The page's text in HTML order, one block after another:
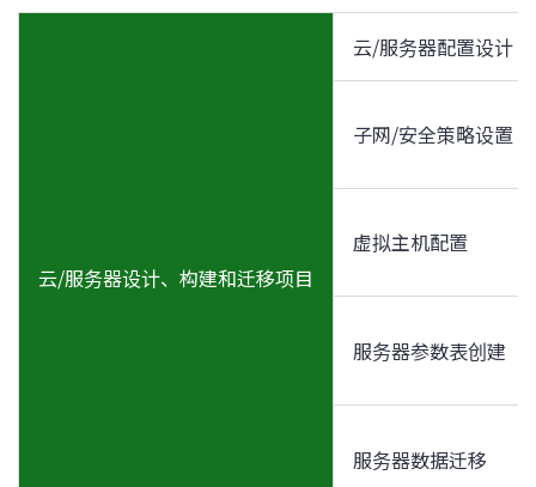
云/服务器设计、构建和迁移项目
云/服务器配置设计
子网/安全策略设置
虚拟主机配置
服务器参数表创建
服务器数据迁移